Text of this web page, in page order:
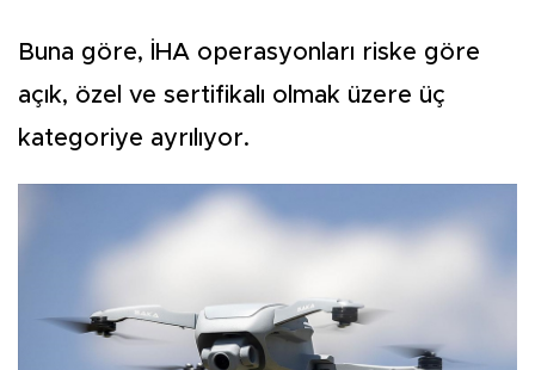
Buna göre, İHA operasyonları riske göre
açık, özel ve sertifikalı olmak üzere üç
kategoriye ayrılıyor.